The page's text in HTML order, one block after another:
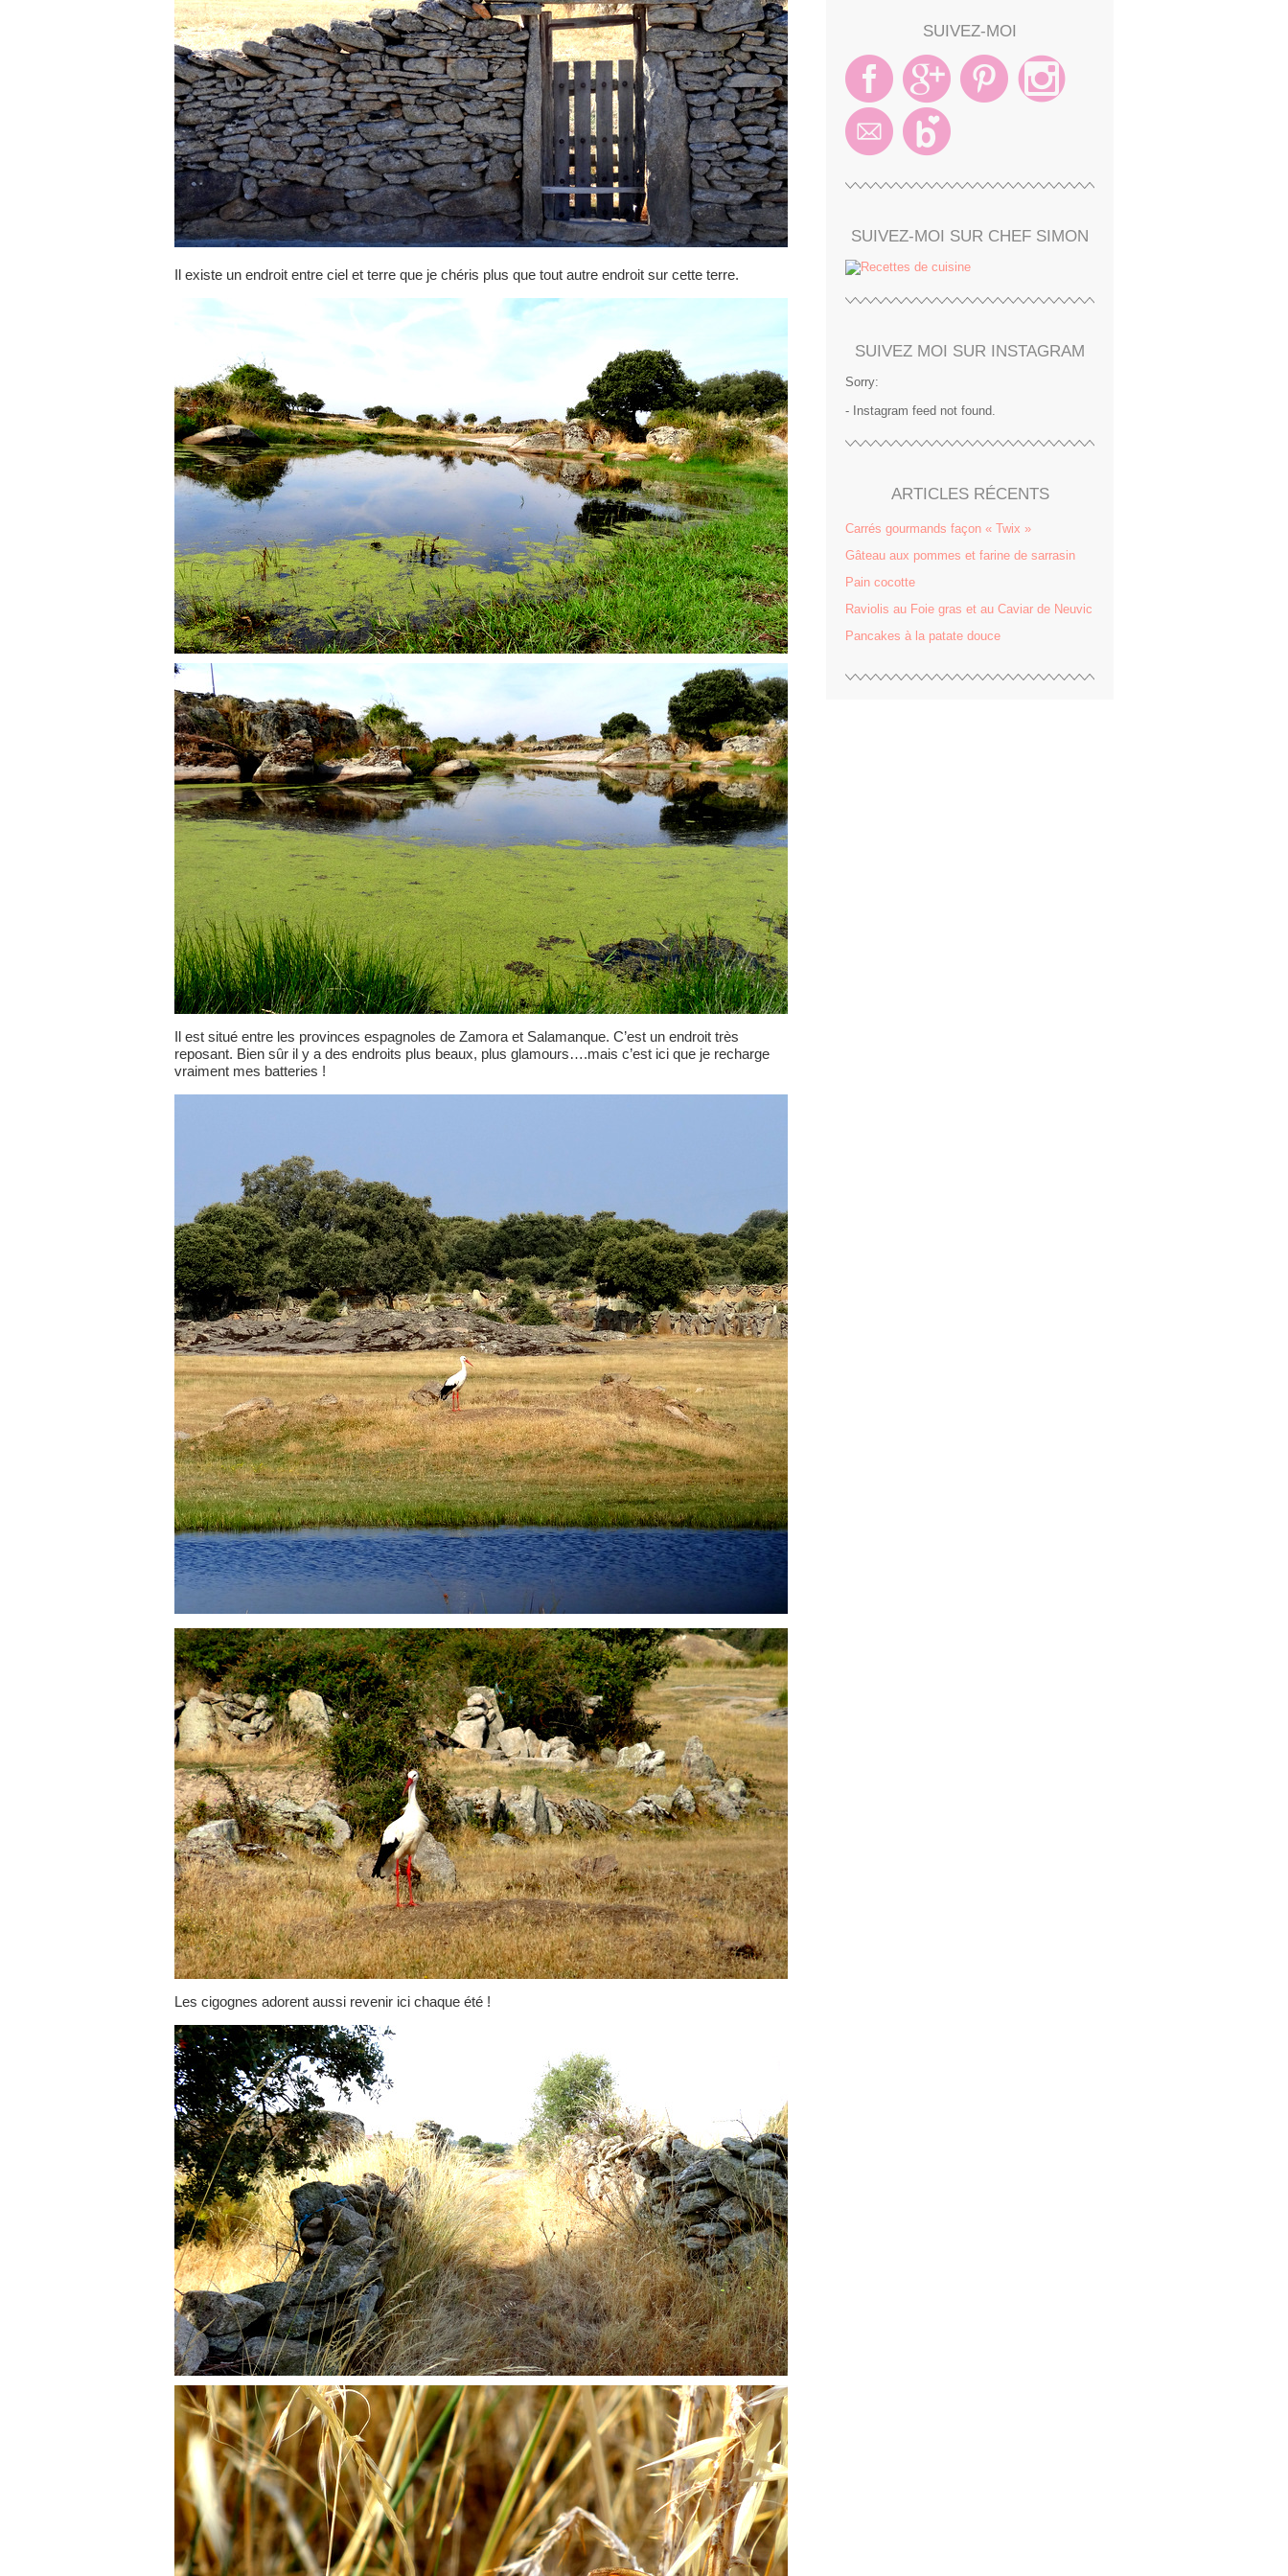
Il existe un endroit entre ciel et terre que je chéris plus que tout autre endroit sur cette terre.
Il est situé entre les provinces espagnoles de Zamora et Salamanque. C’est un endroit très
reposant. Bien sûr il y a des endroits plus beaux, plus glamours….mais c’est ici que je recharge
vraiment mes batteries !
Les cigognes adorent aussi revenir ici chaque été !
SUIVEZ-MOI
SUIVEZ-MOI SUR CHEF SIMON
SUIVEZ MOI SUR INSTAGRAM
Sorry:
- Instagram feed not found.
ARTICLES RÉCENTS
Carrés gourmands façon « Twix »
Gâteau aux pommes et farine de sarrasin
Pain cocotte
Raviolis au Foie gras et au Caviar de Neuvic
Pancakes à la patate douce